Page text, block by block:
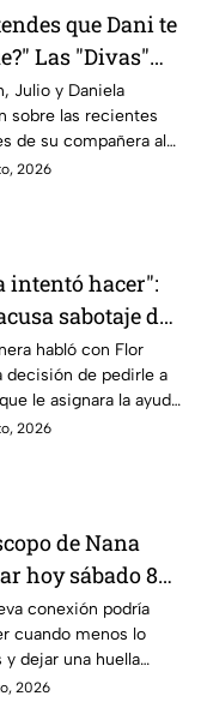
que Dani te
Las "Divas"
el
de
en MasterChef
Julio y Daniela
sobre las recientes
de su compañera al
Mundo MasterChef
2026
intentó hacer":
sabotaje de
en la pasada
salvación de
24/7
habló con Flor
decisión de pedirle a
le asignara la ayuda
y no la de Daniela
2026
de Nana
hoy sábado 8
del 2026 para
una
inesperada
transformar tus
conexión podría
cuando menos lo
y dejar una huella
2026